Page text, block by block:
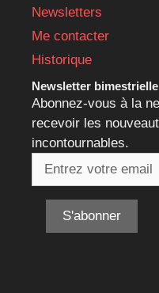
Newsletters
Me contacter
Historique
Newsletter bimestrielle
Abonnez-vous à la
recevoir les
incontournables.